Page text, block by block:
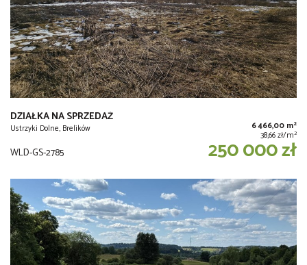
DZIAŁKA NA SPRZEDAŻ
Ustrzyki Dolne, Brelików 6 466,00 m2
38,66 zł/m2
WLD-GS-2785 250 000 zł